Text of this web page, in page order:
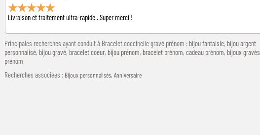
Livraison et traitement ultra-rapide . Super merci !
Principales recherches ayant conduit à Bracelet coccinelle gravé prénom : bijou fantaisie, bijou argent
personnalisé, bijou gravé, bracelet coeur, bijou prénom, bracelet prénom, cadeau prénom, bijoux gravés
prénom
Recherches associées : Bijoux personnalisés, Anniversaire